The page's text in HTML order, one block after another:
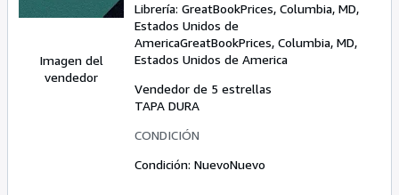
Imagen del
vendedor
Librería: GreatBookPrices, Columbia, MD,
Estados Unidos de
AmericaGreatBookPrices, Columbia, MD,
Estados Unidos de America
Vendedor de 5 estrellas
TAPA DURA
CONDICIÓN
Condición: NuevoNuevo